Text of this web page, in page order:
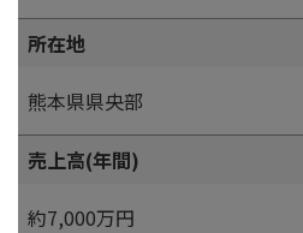
所在地
熊本県県央部
売上高(年間)
約7,000万円